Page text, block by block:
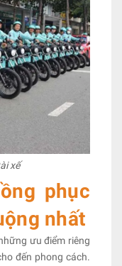
xế
phục
nhất
ưu điểm riêng
đến phong cách.